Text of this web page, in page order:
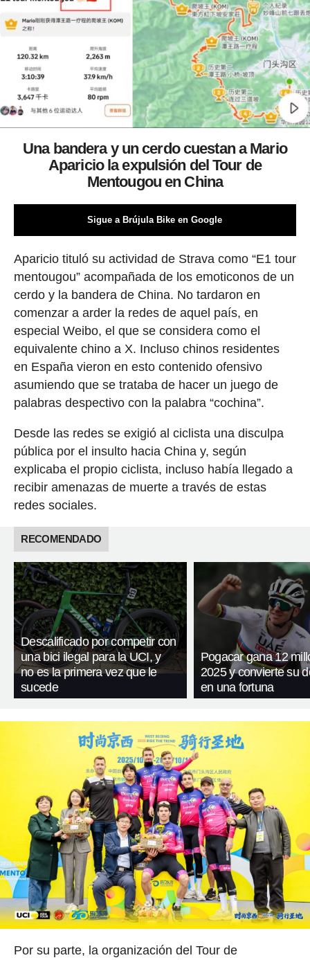
Una bandera y un cerdo cuestan a Mario
Aparicio la expulsión del Tour de
Mentougou en China
Sigue a Brújula Bike en Google
Aparicio tituló su actividad de Strava como “E1 tour
mentougou” acompañada de los emoticonos de un
cerdo y la bandera de China. No tardaron en
comenzar a arder la redes de aquel país, en
especial Weibo, el que se considera como el
equivalente chino a X. Incluso chinos residentes
en España vieron en esto contenido ofensivo
asumiendo que se trataba de hacer un juego de
palabras despectivo con la palabra “cochina”.
Desde las redes se exigió al ciclista una disculpa
pública por el insulto hacia China y, según
explicaba el propio ciclista, incluso había llegado a
recibir amenazas de muerte a través de estas
redes sociales.
RECOMENDADO
Descalificado por competir con
una bici ilegal para la UCI, y
no es la primera vez que le
sucede
Pogacar gana 12
2025 y convierte su
en una fortuna
Por su parte, la organización del Tour de